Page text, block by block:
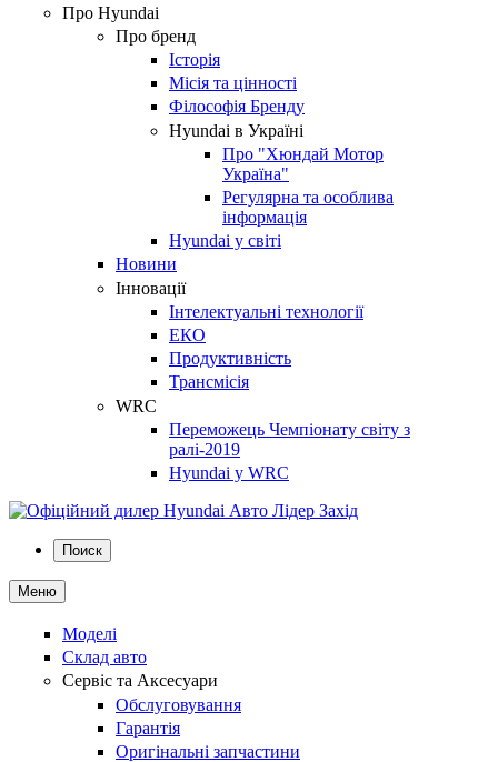
Про Hyundai
Про бренд
Історія
Місія та цінності
Філософія Бренду
Hyundai в Україні
Про "Хюндай Мотор
Україна"
Регулярна та особлива
інформація
Hyundai у світі
Новини
Інновації
Інтелектуальні технології
ЕКО
Продуктивність
Трансмісія
WRC
Переможець Чемпіонату світу з
ралі-2019
Hyundai у WRC
Поиск
Меню
Моделі
Склад авто
Сервіс та Аксесуари
Обслуговування
Гарантія
Оригінальні запчастини